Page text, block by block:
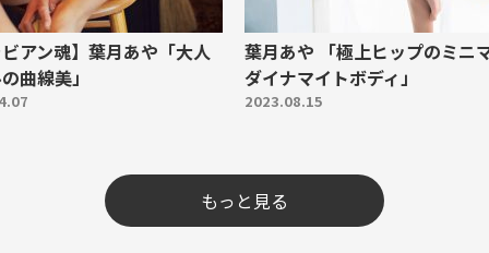
アン魂】葉月あや「大人
曲線美」
葉月あや 「極上ヒップのミニ
ダイナマイトボディ」
2023.08.15
もっと見る